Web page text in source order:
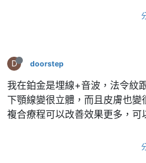
D doorstep
我在鉑金是埋線+音波，法令紋
下顎線變很立體，而且皮膚也變
複合療程可以改善效果更多，可